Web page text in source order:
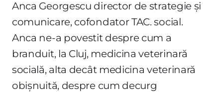
Anca Georgescu director de strategie și
comunicare, cofondator TAC. social.
Anca ne-a povestit despre cum a
branduit, la Cluj, medicina veterinară
socială, alta decât medicina veterinară
obișnuită, despre cum decurg